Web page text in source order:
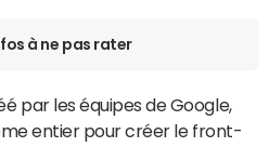
à ne pas rater
par les équipes de Google,
entier pour créer le front-